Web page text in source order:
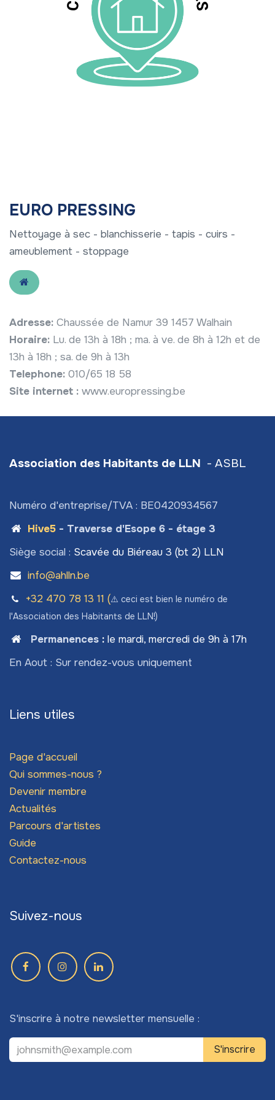
EURO PRESSING
Nettoyage à sec - blanchisserie - tapis - cuirs -
ameublement - stoppage
Adresse: Chaussée de Namur 39 1457 Walhain
Horaire: Lu. de 13h à 18h ; ma. à ve. de 8h à 12h et de
13h à 18h ; sa. de 9h à 13h
Telephone: 010/65 18 58
Site internet : www.europressing.be
Association des Habitants de LLN - ASBL
Numéro d'entreprise/TVA : BE0420934567
Hive5- Traverse d'Esope 6 - étage 3
Siège social : Scavée du Biéreau 3 (bt 2) LLN
info@ahlln.be
+32 470 78​ 13 11 (⚠️ ceci est bien le numéro de
l'Association des Habitants de LLN!)
Permanences: le mardi, mercredi de 9h à 17h
En Aout : Sur rendez-vous uniquement
Liens utiles
Page d'accueil
Qui sommes-nous ?
Devenir membre
Actualités
Parcours d'artistes
Guide
Contactez-nous
Suivez-nous
S'inscrire à notre newsletter mensuelle :
S'inscrire